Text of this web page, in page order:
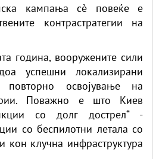
кампања сè повеќе е
контрастратегии на
година, вооружените сили
успешни локализирани
повторно освојување на
Поважно е што Киев
со долг дострел“ -
со беспилотни летала со
кон клучна инфраструктура